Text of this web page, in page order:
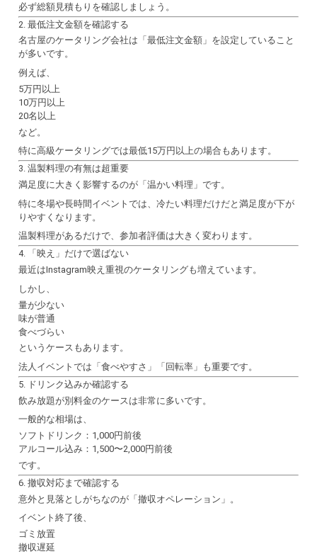
必ず総額見積もりを確認しましょう。
2. 最低注文金額を確認する
名古屋のケータリング会社は「最低注文金額」を設定していること
が多いです。
例えば、
5万円以上
10万円以上
20名以上
など。
特に高級ケータリングでは最低15万円以上の場合もあります。
3. 温製料理の有無は超重要
満足度に大きく影響するのが「温かい料理」です。
特に冬場や長時間イベントでは、冷たい料理だけだと満足度が下が
りやすくなります。
温製料理があるだけで、参加者評価は大きく変わります。
4. 「映え」だけで選ばない
最近はInstagram映え重視のケータリングも増えています。
しかし、
量が少ない
味が普通
食べづらい
というケースもあります。
法人イベントでは「食べやすさ」「回転率」も重要です。
5. ドリンク込みか確認する
飲み放題が別料金のケースは非常に多いです。
一般的な相場は、
ソフトドリンク：1,000円前後
アルコール込み：1,500〜2,000円前後
です。
6. 撤収対応まで確認する
意外と見落としがちなのが「撤収オペレーション」。
イベント終了後、
ゴミ放置
撤収遅延